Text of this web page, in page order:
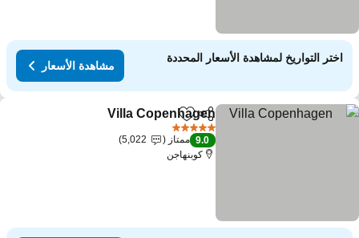
اختر التواريخ لمشاهدة الأسعار المحددة
مشاهدة الأسعار
مشاركةAdd to favorites
Villa Copenhagen
9.0 ممتاز
5,022
كوبنهاجن